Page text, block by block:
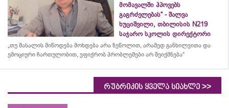
მომავალში ჰპოვებს
გაგრძელებას“ - შალვა
ხუციშვილი, თბილისის N219
საჯარო სკოლის დირექტორი
„თუ მასალის მიწოდება მოხდება არა ზეწოლით, არამედ განხილვითა და
ემოციური ჩართულობით, ვფიქრობ პრობლემები არ შეიქმნება“
რუბრიკის ყველა სიახლე >>